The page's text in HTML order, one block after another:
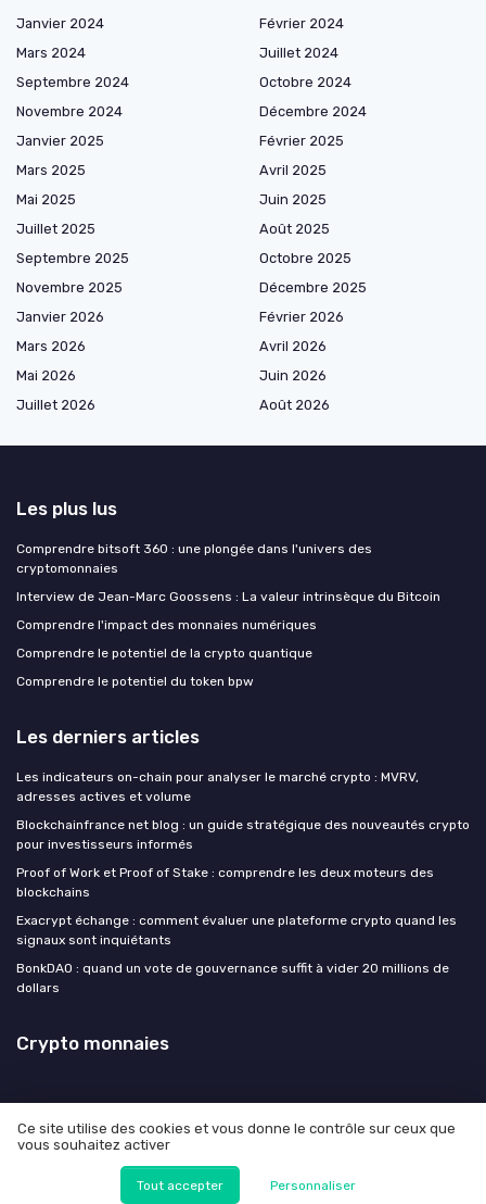
Janvier 2024
Février 2024
Mars 2024
Juillet 2024
Septembre 2024
Octobre 2024
Novembre 2024
Décembre 2024
Janvier 2025
Février 2025
Mars 2025
Avril 2025
Mai 2025
Juin 2025
Juillet 2025
Août 2025
Septembre 2025
Octobre 2025
Novembre 2025
Décembre 2025
Janvier 2026
Février 2026
Mars 2026
Avril 2026
Mai 2026
Juin 2026
Juillet 2026
Août 2026
Les plus lus
Comprendre bitsoft 360 : une plongée dans l'univers des
cryptomonnaies
Interview de Jean-Marc Goossens : La valeur intrinsèque du Bitcoin
Comprendre l'impact des monnaies numériques
Comprendre le potentiel de la crypto quantique
Comprendre le potentiel du token bpw
Les derniers articles
Les indicateurs on-chain pour analyser le marché crypto : MVRV,
adresses actives et volume
Blockchainfrance net blog : un guide stratégique des nouveautés crypto
pour investisseurs informés
Proof of Work et Proof of Stake : comprendre les deux moteurs des
blockchains
Exacrypt échange : comment évaluer une plateforme crypto quand les
signaux sont inquiétants
BonkDAO : quand un vote de gouvernance suffit à vider 20 millions de
dollars
Crypto monnaies
Mentions légales
© Crypto monnaies 2026
Ce site utilise des cookies et vous donne le contrôle sur ceux que
vous souhaitez activer
Tout accepter Personnaliser